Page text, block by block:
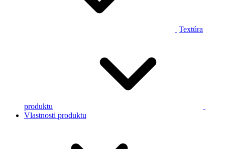
Textúra
produktu
Vlastnosti produktu